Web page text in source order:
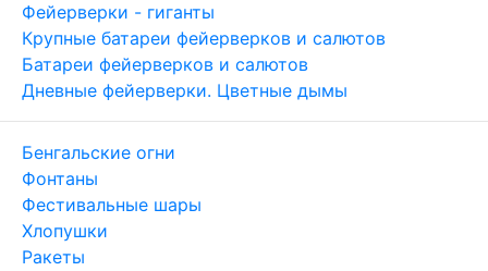
Фейерверки - гиганты
Крупные батареи фейерверков и салютов
Батареи фейерверков и салютов
Дневные фейерверки. Цветные дымы
Бенгальские огни
Фонтаны
Фестивальные шары
Хлопушки
Ракеты